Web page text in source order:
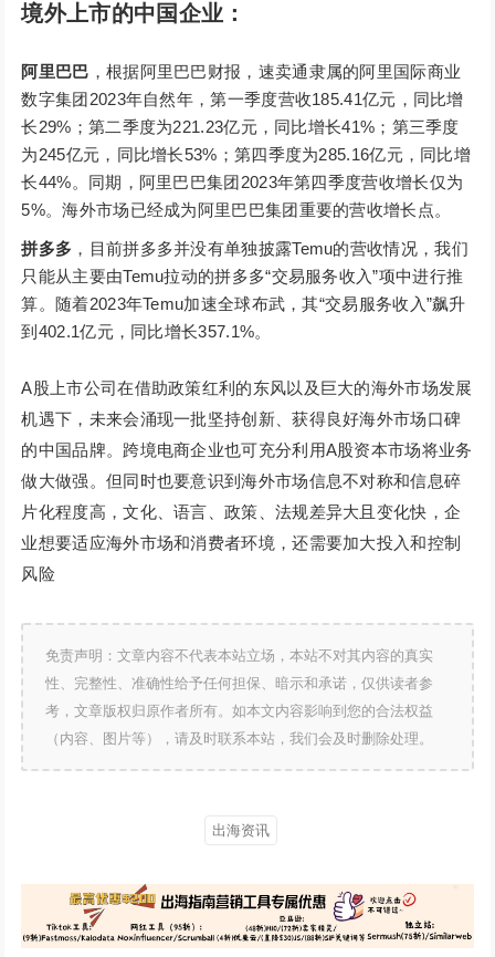
境外上市的中国企业：
阿里巴巴 ，根据阿里巴巴财报，速卖通隶属的阿里国际商业
数字集团2023年自然年，第一季度营收185.41亿元，同比增
长29%；第二季度为221.23亿元，同比增长41%；第三季度
为245亿元，同比增长53%；第四季度为285.16亿元，同比增
长44%。同期，阿里巴巴集团2023年第四季度营收增长仅为
5%。海外市场已经成为阿里巴巴集团重要的营收增长点。
拼多多 ，目前拼多多并没有单独披露Temu的营收情况，我们
只能从主要由Temu拉动的拼多多“交易服务收入”项中进行推
算。随着2023年Temu加速全球布武，其“交易服务收入”飙升
到402.1亿元，同比增长357.1%。
A股上市公司在借助政策红利的东风以及巨大的海外市场发展
机遇下，未来会涌现一批坚持创新、获得良好海外市场口碑
的中国品牌。跨境电商企业也可充分利用A股资本市场将业务
做大做强。但同时也要意识到海外市场信息不对称和信息碎
片化程度高，文化、语言、政策、法规差异大且变化快，企
业想要适应海外市场和消费者环境，还需要加大投入和控制
风险
免责声明：文章内容不代表本站立场，本站不对其内容的真实
性、完整性、准确性给予任何担保、暗示和承诺，仅供读者参
考，文章版权归原作者所有。如本文内容影响到您的合法权益
（内容、图片等），请及时联系本站，我们会及时删除处理。
出海资讯